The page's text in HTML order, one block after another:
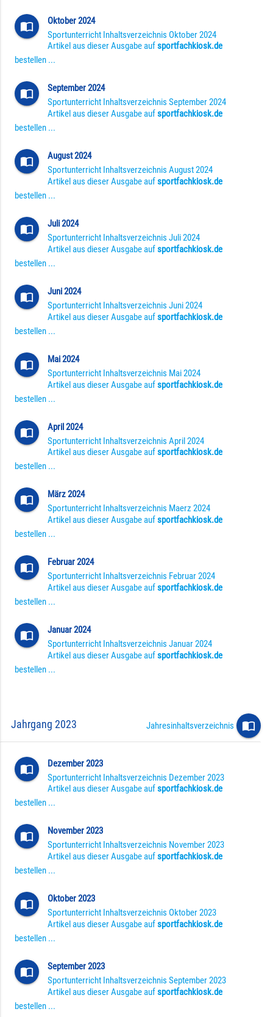
import_contacts
Oktober 2024
Sportunterricht Inhaltsverzeichnis Oktober 2024
Artikel aus dieser Ausgabe aufsportfachkiosk.de
bestellen ...
import_contacts
September 2024
Sportunterricht Inhaltsverzeichnis September 2024
Artikel aus dieser Ausgabe aufsportfachkiosk.de
bestellen ...
import_contacts
August 2024
Sportunterricht Inhaltsverzeichnis August 2024
Artikel aus dieser Ausgabe aufsportfachkiosk.de
bestellen ...
import_contacts
Juli 2024
Sportunterricht Inhaltsverzeichnis Juli 2024
Artikel aus dieser Ausgabe aufsportfachkiosk.de
bestellen ...
import_contacts
Juni 2024
Sportunterricht Inhaltsverzeichnis Juni 2024
Artikel aus dieser Ausgabe aufsportfachkiosk.de
bestellen ...
import_contacts
Mai 2024
Sportunterricht Inhaltsverzeichnis Mai 2024
Artikel aus dieser Ausgabe aufsportfachkiosk.de
bestellen ...
import_contacts
April 2024
Sportunterricht Inhaltsverzeichnis April 2024
Artikel aus dieser Ausgabe aufsportfachkiosk.de
bestellen ...
import_contacts
März 2024
Sportunterricht Inhaltsverzeichnis Maerz 2024
Artikel aus dieser Ausgabe aufsportfachkiosk.de
bestellen ...
import_contacts
Februar 2024
Sportunterricht Inhaltsverzeichnis Februar 2024
Artikel aus dieser Ausgabe aufsportfachkiosk.de
bestellen ...
import_contacts
Januar 2024
Sportunterricht Inhaltsverzeichnis Januar 2024
Artikel aus dieser Ausgabe aufsportfachkiosk.de
bestellen ...
Jahrgang 2023 Jahresinhaltsverzeichnis import_contacts
import_contacts
Dezember 2023
Sportunterricht Inhaltsverzeichnis Dezember 2023
Artikel aus dieser Ausgabe aufsportfachkiosk.de
bestellen ...
import_contacts
November 2023
Sportunterricht Inhaltsverzeichnis November 2023
Artikel aus dieser Ausgabe aufsportfachkiosk.de
bestellen ...
import_contacts
Oktober 2023
Sportunterricht Inhaltsverzeichnis Oktober 2023
Artikel aus dieser Ausgabe aufsportfachkiosk.de
bestellen ...
import_contacts
September 2023
Sportunterricht Inhaltsverzeichnis September 2023
Artikel aus dieser Ausgabe aufsportfachkiosk.de
bestellen ...